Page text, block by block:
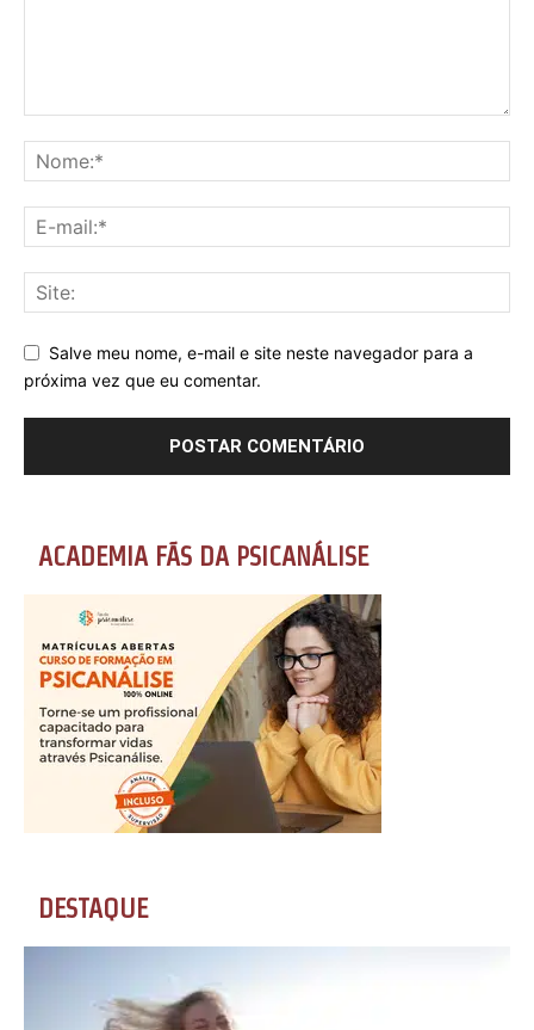
Salve meu nome, e-mail e site neste navegador para a
próxima vez que eu comentar.
ACADEMIA FÃS DA PSICANÁLISE
DESTAQUE